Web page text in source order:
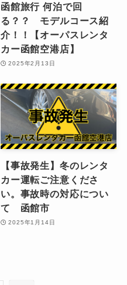
函館旅行 何泊で回
る？？ モデルコース紹
介！！【オーパスレンタ
カー函館空港店】
2025年2月13日
【事故発生】冬のレンタ
カー運転ご注意くださ
い。事故時の対応につい
て 函館市
2025年1月14日